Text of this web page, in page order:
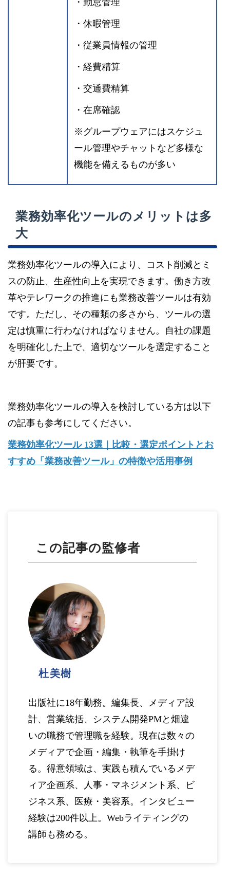
・休暇管理
・従業員情報の管理
・経費精算
・交通費精算
・在席確認
※グループウェアにはスケジュ
ール管理やチャットなど多様な
機能を備えるものが多い
業務効率化ツールのメリットは多
大
業務効率化ツールの導入により、コスト削減とミ
スの防止、生産性向上を実現できます。働き方改
革やテレワークの推進にも業務改善ツールは有効
です。ただし、その種類の多さから、ツールの選
定は慎重に行わなければなりません。自社の課題
を明確化した上で、適切なツールを選定すること
が肝要です。
業務効率化ツールの導入を検討している方は以下
の記事も参考にしてください。
業務効率化ツール 13選｜比較・選定ポイントとお
すすめ「業務改善ツール」の特徴や活用事例
この記事の監修者
杜美樹
出版社に18年勤務。編集長、メディア設
計、営業統括、システム開発PMと畑違
いの職務で管理職を経験。現在は数々の
メディアで企画・編集・執筆を手掛け
る。得意領域は、実践も積んでいるメデ
ィア企画系、人事・マネジメント系、ビ
ジネス系、医療・美容系。インタビュー
経験は200件以上。Webライティングの
講師も務める。